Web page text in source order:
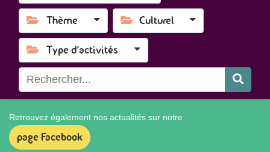
Thème Culturel
Type d'activités
Retrouvez également nos actualités sur notre
page Facebook